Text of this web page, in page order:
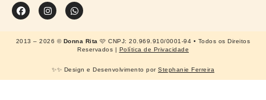
2013 – 2026 © Donna Rita 🩷 CNPJ: 20.969.910/0001-94 • Todos os Direitos
Reservados | Política de Privacidade
✨✨ Design e Desenvolvimento por Stephanie Ferreira